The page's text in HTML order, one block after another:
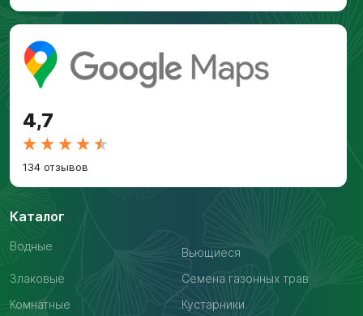
4,7
134 отзывов
Каталог
Водные
Вьющиеся
Злаковые
Семена газонных трав
Комнатные
Кустарники